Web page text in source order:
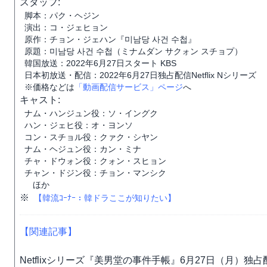
スタッフ:
脚本：パク・ヘジン
演出：コ・ジェヒョン
原作：チョン・ジェハン『미남당 사건 수첩』
原題：미남당 사건 수첩（ミナムダン サクォン スチョプ）
韓国放送：2022年6月27日スタート KBS
日本初放送・配信：2022年6月27日独占配信Netflix Nシリーズ
※価格などは 「動画配信サービス」ページへ
キャスト:
ナム・ハンジュン役：ソ・イングク
ハン・ジェヒ役：オ・ヨンソ
コン・スチョル役：クァク・シヤン
ナム・ヘジュン役：カン・ミナ
チャ・ドウォン役：クォン・スヒョン
チャン・ドジン役：チョン・マンシク
ほか
※ 【韓流ｺｰﾅｰ：韓ドラここが知りたい】
【関連記事】
Netflixシリーズ『美男堂の事件手帳』6月27日（月）独占